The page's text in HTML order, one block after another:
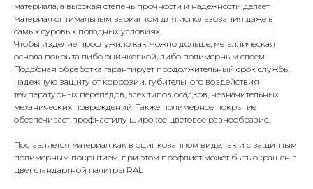
материала, а высокая степень прочности и надежности делает
материал оптимальным вариантом для использования даже в
самых суровых погодных условиях.
Чтобы изделие прослужило как можно дольше, металлическая
основа покрыта либо оцинковкой, либо полимерным слоем.
Подобная обработка гарантирует продолжительный срок службы,
надежную защиту от коррозии, губительного воздействия
температурных перепадов, всех типов осадков, незначительных
механических повреждений. Также полимерное покрытие
обеспечивает профнастилу широкое цветовое разнообразие.
Поставляется материал как в оцинкованном виде, так и с защитным
полимерным покрытием, при этом профлист может быть окрашен в
цвет стандартной палитры RAL